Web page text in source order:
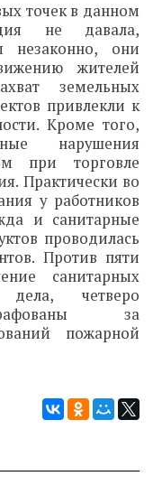
точек в данном
не давала,
незаконно, они
жителей
земельных
привлекли к
Кроме того,
нарушения
при торговле
Практически во
у работников
и санитарные
проводилась
Против пяти
санитарных
четверо
за
пожарной